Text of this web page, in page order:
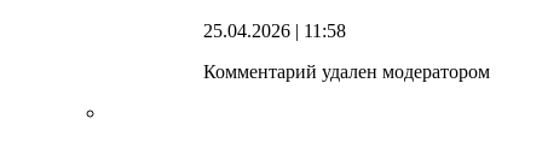
25.04.2026 | 11:58
Комментарий удален модератором